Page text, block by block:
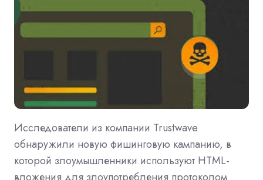
Исследователи из компании Trustwave
обнаружили новую фишинговую кампанию, в
которой злоумышленники используют HTML-